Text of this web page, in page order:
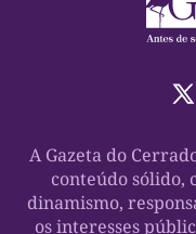
A Gazeta do
conteúdo sólido,
dinamismo,
os interesses